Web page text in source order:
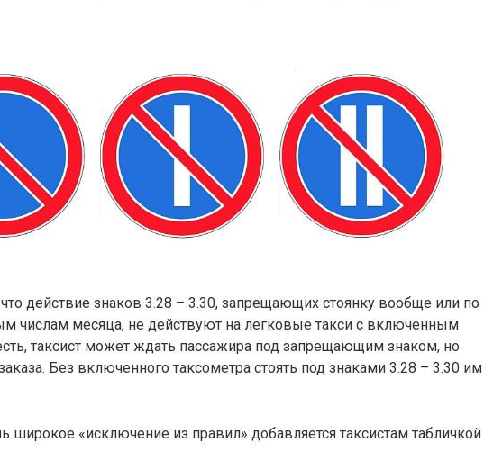
действие знаков 3.28 – 3.30, запрещающих стоянку вообще или по
числам месяца, не действуют на легковые такси с включенным
таксист может ждать пассажира под запрещающим знаком, но
Без включенного таксометра стоять под знаками 3.28 – 3.30 им
широкое «исключение из правил» добавляется таксистам табличкой